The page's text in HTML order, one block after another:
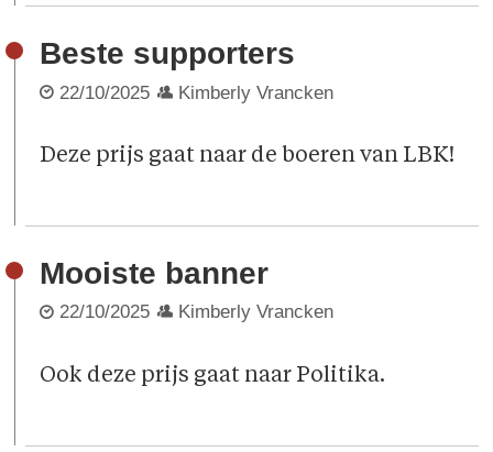
Beste supporters
22/10/2025 Kimberly Vrancken
Deze prijs gaat naar de boeren van LBK!
Mooiste banner
22/10/2025 Kimberly Vrancken
Ook deze prijs gaat naar Politika.